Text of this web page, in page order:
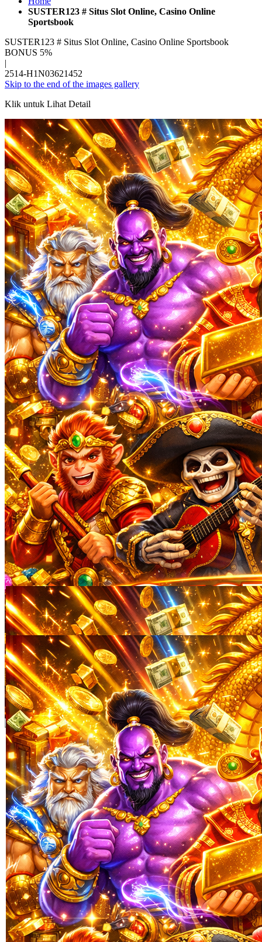
SUSTER123 # Situs Slot Online, Casino Online
Sportsbook
SUSTER123 # Situs Slot Online, Casino Online Sportsbook
BONUS 5%
|
2514-H1N03621452
Skip to the end of the images gallery
Klik untuk Lihat Detail